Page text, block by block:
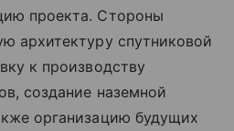
проекта. Стороны
архитектуру спутниковой
к производству
создание наземной
организацию будущих